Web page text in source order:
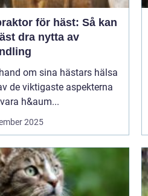
för häst: Så kan
dra nytta av
om sina hästars hälsa
de viktigaste aspekterna
h&aum...
2025